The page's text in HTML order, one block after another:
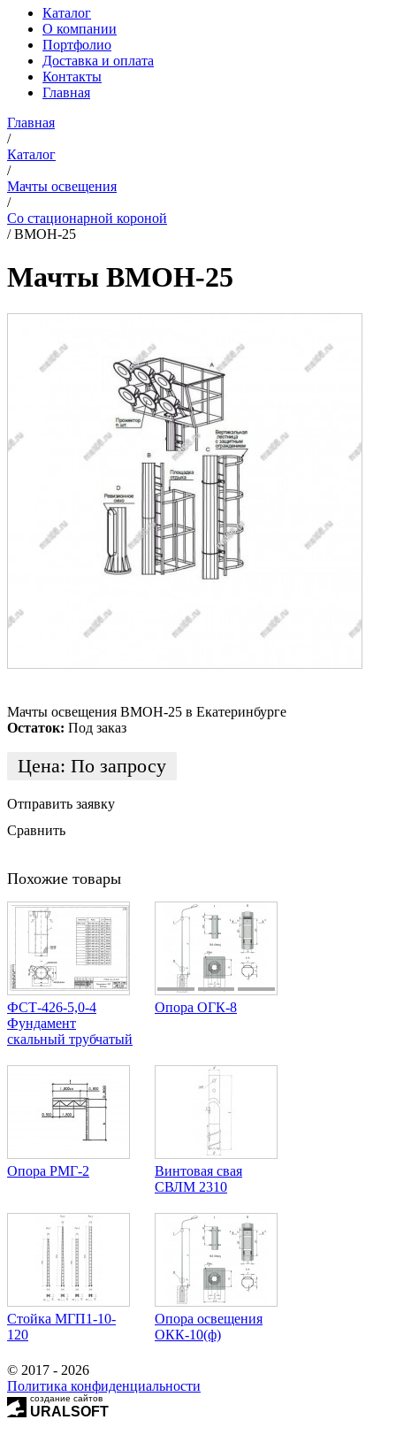
Каталог
О компании
Портфолио
Доставка и оплата
Контакты
Главная
Главная
/
Каталог
/
Мачты освещения
/
Со стационарной короной
/ВМОН-25
Мачты ВМОН-25
Мачты освещения ВМОН-25 в Екатеринбурге
Остаток: Под заказ
Цена: По запросу
Отправить заявку
Сравнить
Похожие товары
ФСТ-426-5,0-4
Фундамент
скальный трубчатый
Опора ОГК-8
Опора РМГ-2
Винтовая свая
СВЛМ 2310
Стойка МГП1-10-
120
Опора освещения
ОКК-10(ф)
© 2017 - 2026
Политика конфиденциальности
создание сайтов
URALSOFT